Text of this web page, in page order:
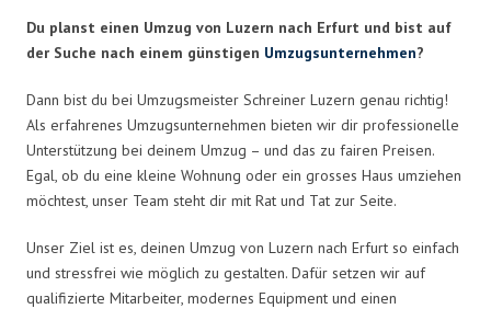
Du planst einen Umzug von Luzern nach Erfurt und bist auf
der Suche nach einem günstigen Umzugsunternehmen?
Dann bist du bei Umzugsmeister Schreiner Luzern genau richtig!
Als erfahrenes Umzugsunternehmen bieten wir dir professionelle
Unterstützung bei deinem Umzug – und das zu fairen Preisen.
Egal, ob du eine kleine Wohnung oder ein grosses Haus umziehen
möchtest, unser Team steht dir mit Rat und Tat zur Seite.
Unser Ziel ist es, deinen Umzug von Luzern nach Erfurt so einfach
und stressfrei wie möglich zu gestalten. Dafür setzen wir auf
qualifizierte Mitarbeiter, modernes Equipment und einen